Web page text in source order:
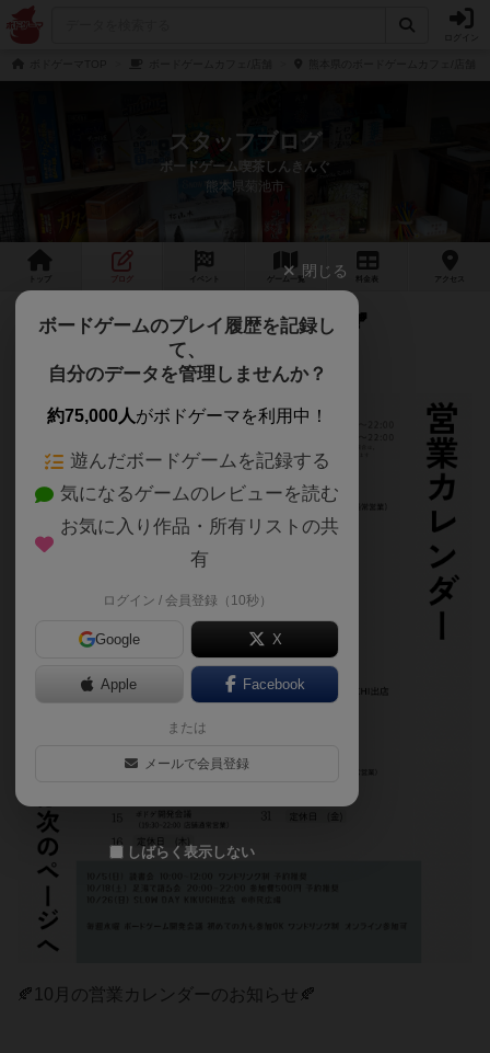
スタッフブログ
ボードゲーム喫茶しんきんぐ
熊本県菊池市
ゲーム 一覧 料金 アクセス
10月の営業カレンダーのお知らせ🍂
🍂10月の営業カレンダーのお知らせ🍂
閉じる
ボードゲームのプレイ履歴を記録し
て、
自分のデータを管理しませんか？
約75,000人がボドゲーマを利用中！
遊んだボードゲームを記録する
気になるゲームのレビューを読む
お気に入り作品・所有リストの共
有
ログイン / 会員登録（10秒）
Google X
Apple Facebook
または
メールで会員登録
しばらく表示しない